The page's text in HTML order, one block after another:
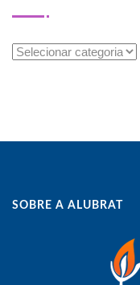
Navegue
SOBRE A ALUBRAT